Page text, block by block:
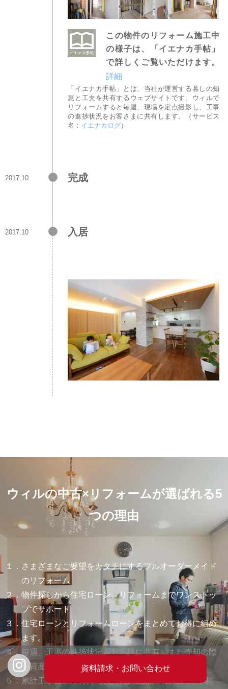
この物件のリフォーム施工中
の様子は、「イエナカ手帖」
で詳しくご覧いただけます。
詳細
「イエナカ手帖」とは、当社が運営する暮しの知
恵と工夫を共有するウェブサイトです。ウィルで
リフォームすると毎週、現場を定点撮影し、工事
の進捗状況をお客さまに共有します。（サービス
名： イエナカログ）
2017.10 完成
2017.10 入居
ウィルの中古×リフォームが選ばれる5
つの理由
１．さまざまなご要望をカタチにするフルオーダーメイド
のリフォーム
２．物件探しから住宅ローン、リフォームまでワンストッ
プでサポート
３．住宅ローンとリフォームローンをまとめてお得に組め
ます。
４．毎週、工事の進捗状況をお客様に共有。また売却の際
の資産価値UPも目指します。
５．累計工事数1,000件。安心の自社設計・自社施工体制